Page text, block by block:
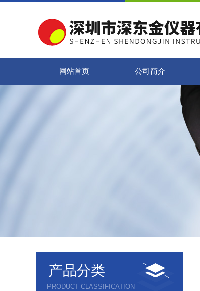
网站首页 公司简介
产品分类
PRODUCT CLASSIFICATION